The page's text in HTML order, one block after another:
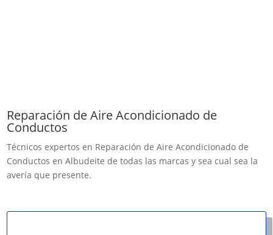
Reparación de Aire Acondicionado de
Conductos
Técnicos expertos en Reparación de Aire Acondicionado de
Conductos en Albudeite de todas las marcas y sea cual sea la
avería que presente.